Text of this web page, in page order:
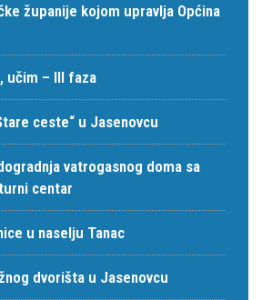
županije kojom upravlja Općina
učim – III faza
ceste“ u Jasenovcu
vatrogasnog doma sa
centar
u naselju Tanac
dvorišta u Jasenovcu